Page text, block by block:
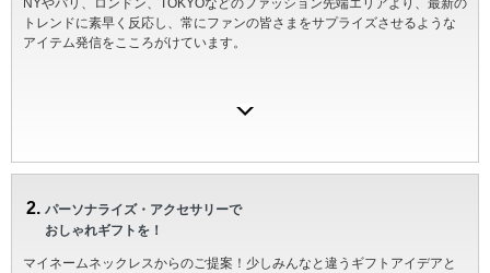
NYやパリ、ロンドン、TOKYOなどのファッション先端エリアより、最新の
トレンドに素早く反応し、常にファンの皆さまをサプライズさせるような
アイテム発信をこころがけています。
パーソナライズ・アクセサリーで
おしゃれギフトを！
マイネームネックレスからのご提案！少しみんなと違うギフトアイデアと